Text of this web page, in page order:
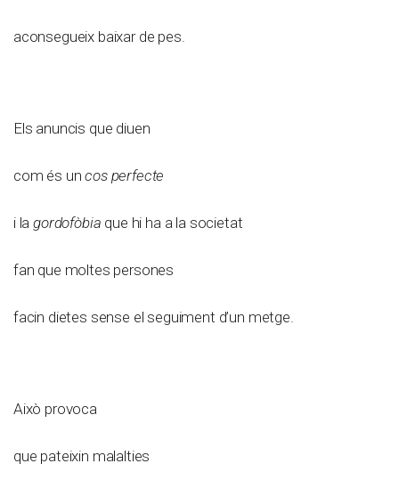
aconsegueix baixar de pes.
Els anuncis que diuen
com és uncos perfecte
i lagordofòbia que hi ha a la societat
fan que moltes persones
facin dietes sense el seguiment d’un metge.
Això provoca
que pateixin malalties